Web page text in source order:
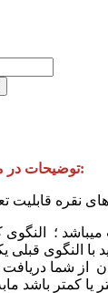
توضیحات در مورد پشتیبانی النگو:
؛
با النگوی قبلی
اجرت ۴۲/۰۰۰تومان از
یا کمتر باشد